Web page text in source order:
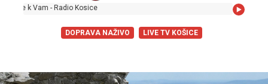
Vam - Radio Kosice
DOPRAVA NAŽIVO LIVE TV KOŠICE